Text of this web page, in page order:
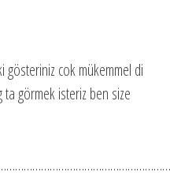
cok mükemmel di
görmek isteriz ben size